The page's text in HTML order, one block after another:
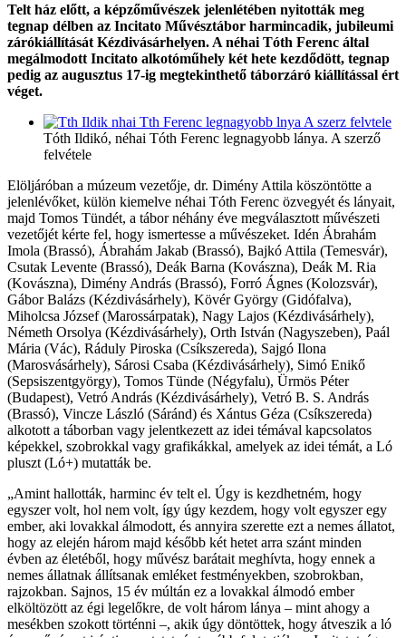
Telt ház előtt, a képzőművészek jelenlétében nyitották meg
tegnap délben az Incitato Művésztábor harmincadik, jubileumi
zárókiállítását Kézdivásárhelyen. A néhai Tóth Ferenc által
megálmodott Incitato alkotóműhely két hete kezdődött, tegnap
pedig az augusztus 17-ig megtekinthető táborzáró kiállítással ért
véget.
Tóth Ildikó, néhai Tóth Ferenc legnagyobb lánya. A szerző
felvétele
Elöljáróban a múzeum vezetője, dr. Dimény Attila köszöntötte a
jelenlévőket, külön kiemelve néhai Tóth Ferenc özvegyét és lányait,
majd Tomos Tündét, a tábor néhány éve megválasztott művészeti
vezetőjét kérte fel, hogy ismertesse a művészeket. Idén Ábrahám
Imola (Brassó), Ábrahám Jakab (Brassó), Bajkó Attila (Temesvár),
Csutak Levente (Brassó), Deák Barna (Kovászna), Deák M. Ria
(Kovászna), Dimény András (Brassó), Forró Ágnes (Kolozsvár),
Gábor Balázs (Kézdivásárhely), Kövér György (Gidófalva),
Miholcsa József (Marossárpatak), Nagy Lajos (Kézdivásárhely),
Németh Orsolya (Kézdivásárhely), Orth István (Nagyszeben), Paál
Mária (Vác), Ráduly Piroska (Csíkszereda), Sajgó Ilona
(Marosvásárhely), Sárosi Csaba (Kézdivásárhely), Simó Enikő
(Sepsiszentgyörgy), Tomos Tünde (Négyfalu), Ürmös Péter
(Budapest), Vetró András (Kézdivásárhely), Vetró B. S. András
(Brassó), Vincze László (Sáránd) és Xántus Géza (Csíkszereda)
alkotott a táborban vagy jelentkezett az idei témával kapcsolatos
képekkel, szobrokkal vagy grafikákkal, amelyek az idei témát, a Ló
pluszt (Ló+) mutatták be.
„Amint hallották, harminc év telt el. Úgy is kezdhetném, hogy
egyszer volt, hol nem volt, így úgy kezdem, hogy volt egyszer egy
ember, aki lovakkal álmodott, és annyira szerette ezt a nemes állatot,
hogy az elején három majd később két hetet arra szánt minden
évben az életéből, hogy művész barátait meghívta, hogy ennek a
nemes állatnak állítsanak emléket festményekben, szobrokban,
rajzokban. Sajnos, 15 év múltán ez a lovakkal álmodó ember
elköltözött az égi legelőkre, de volt három lánya – mint ahogy a
mesékben szokott történni –, akik úgy döntöttek, hogy átveszik a ló